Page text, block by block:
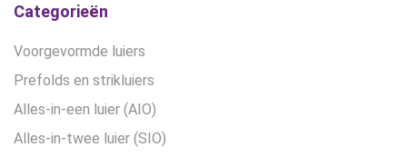
Categorieën
Voorgevormde luiers
Prefolds en strikluiers
Alles-in-een luier (AIO)
Alles-in-twee luier (SIO)